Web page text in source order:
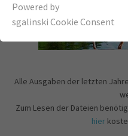
Powered by
sgalinski Cookie Consent
Alle Ausgaben der letzten
Zum Lesen der Dateien
hier